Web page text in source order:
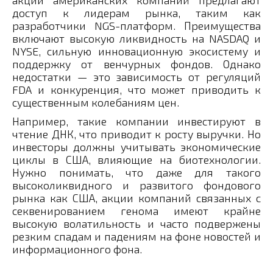
доступ к лидерам рынка, таким как
разработчики NGS-платформ. Преимущества
включают высокую ликвидность на NASDAQ и
NYSE, сильную инновационную экосистему и
поддержку от венчурных фондов. Однако
недостатки — это зависимость от регуляций
FDA и конкуренция, что может приводить к
существенным колебаниям цен.
Например, такие компании инвестируют в
чтение ДНК, что приводит к росту выручки. Но
инвесторы должны учитывать экономические
циклы в США, влияющие на биотехнологии.
Нужно понимать, что даже для такого
высоколиквидного и развитого фондового
рынка как США, акции компаний связанных с
секвенированием генома имеют крайне
высокую волатильность и часто подвержены
резким спадам и падениям на фоне новостей и
информационного фона.